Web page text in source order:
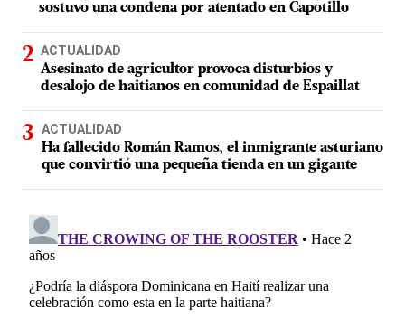
sostuvo una condena por atentado en Capotillo
ACTUALIDAD
Asesinato de agricultor provoca disturbios y
desalojo de haitianos en comunidad de Espaillat
ACTUALIDAD
Ha fallecido Román Ramos, el inmigrante asturiano
que convirtió una pequeña tienda en un gigante